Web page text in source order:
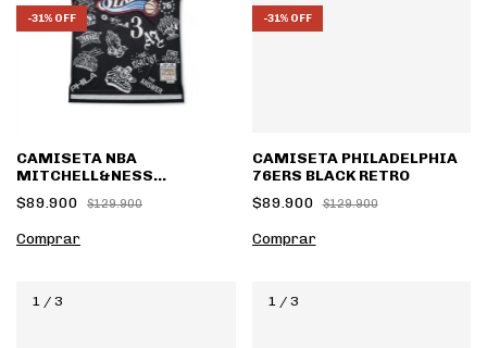
-31% OFF
CAMISETA NBA
MITCHELL&NESS
PHILADELPHIA 76ERS
$89.900 $129.900
Comprar
-31% OFF
CAMISETA PHILADELPHIA
76ERS BLACK RETRO
$89.900
$129.900
Comprar
1 / 3 1/ 3